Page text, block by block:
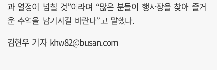
과 열정이 넘칠 것”이라며 “많은 분들이 행사장을 찾아 즐거
운 추억을 남기시길 바란다”고 말했다.
김현우 기자 khw82@busan.com